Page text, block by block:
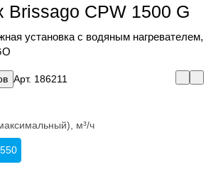
Brissago CPW 1500 G
установка с водяным нагревателем,
Арт. 186211
м³/ч